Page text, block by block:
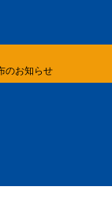
のお知らせ